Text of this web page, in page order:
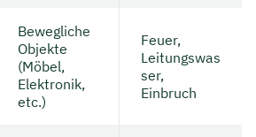
Bewegliche
Objekte
(Möbel,
Elektronik,
etc.)
Feuer,
Leitungswas
ser,
Einbruch